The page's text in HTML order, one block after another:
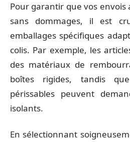
Pour garantir que vos
sans dommages, il est
emballages spécifiques
colis. Par exemple, les
des matériaux de
boîtes rigides, tandis
périssables peuvent
isolants.
En sélectionnant